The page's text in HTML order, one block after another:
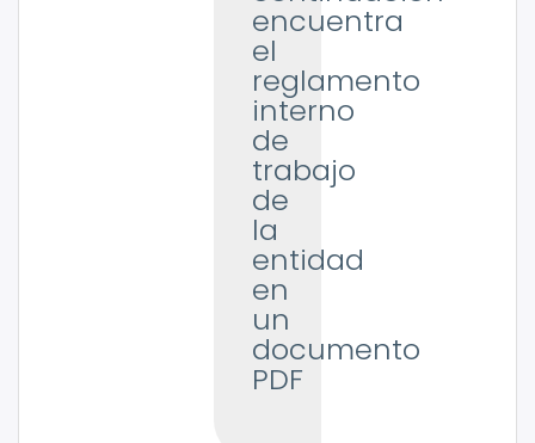
encuentra
el
reglamento
interno
de
trabajo
de
la
entidad
en
un
documento
PDF